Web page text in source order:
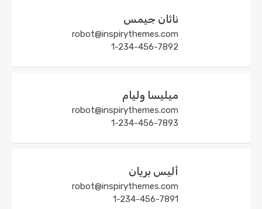
ناثان جيمس
robot@inspirythemes.com
1-234-456-7892
ميليسا وليام
robot@inspirythemes.com
1-234-456-7893
أليس بريان
robot@inspirythemes.com
1-234-456-7891